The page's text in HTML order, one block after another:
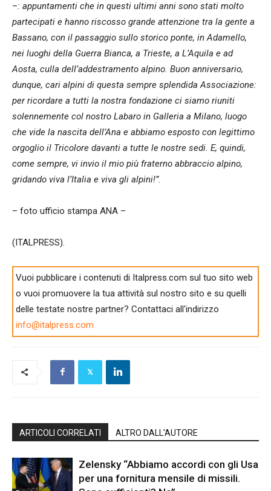
–: appuntamenti che in questi ultimi anni sono stati molto
partecipati e hanno riscosso grande attenzione tra la gente a
Bassano, con il passaggio sullo storico ponte, in Adamello,
nei luoghi della Guerra Bianca, a Trieste, a L’Aquila e ad
Aosta, culla dell’addestramento alpino. Buon anniversario,
dunque, cari alpini di questa sempre splendida Associazione:
per ricordare a tutti la nostra fondazione ci siamo riuniti
solennemente col nostro Labaro in Galleria a Milano, luogo
che vide la nascita dell’Ana e abbiamo esposto con legittimo
orgoglio il Tricolore davanti a tutte le nostre sedi. E, quindi,
come sempre, vi invio il mio più fraterno abbraccio alpino,
gridando viva l’Italia e viva gli alpini!”.
– foto ufficio stampa ANA –
(ITALPRESS).
Vuoi pubblicare i contenuti di Italpress.com sul tuo sito web
o vuoi promuovere la tua attività sul nostro sito e su quelli
delle testate nostre partner? Contattaci all'indirizzo
info@italpress.com
ARTICOLI CORRELATI ALTRO DALL'AUTORE
Zelensky “Abbiamo accordi con gli Usa
per una fornitura mensile di missili.